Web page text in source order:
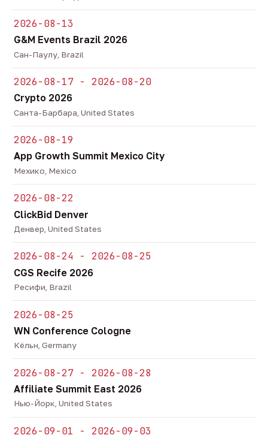
2026-08-13
G&M Events Brazil 2026
Сан-Паулу, Brazil
2026-08-17 - 2026-08-20
Crypto 2026
Санта-Барбара, United States
2026-08-19
App Growth Summit Mexico City
Мехико, Mexico
2026-08-22
ClickBid Denver
Денвер, United States
2026-08-24 - 2026-08-25
CGS Recife 2026
Ресифи, Brazil
2026-08-25
WN Conference Cologne
Кёльн, Germany
2026-08-27 - 2026-08-28
Affiliate Summit East 2026
Нью-Йорк, United States
2026-09-01 - 2026-09-03